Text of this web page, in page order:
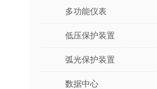
多功能仪表
低压保护装置
弧光保护装置
数据中心